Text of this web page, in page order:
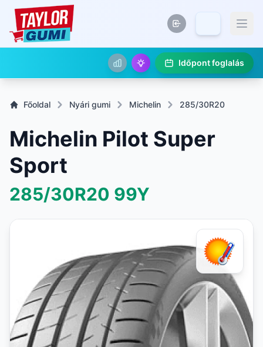
Időpont foglalás
Főoldal Nyári gumi Michelin 285/30R20
Michelin Pilot Super
Sport
285/30R20 99Y